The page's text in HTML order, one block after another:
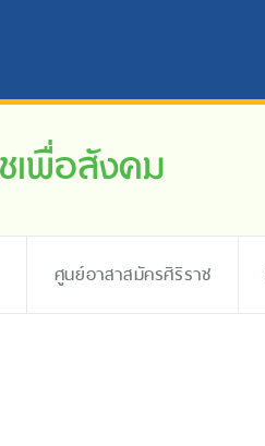
เพื่อสังคม
ศูนย์อาสาสมัครศิริราช